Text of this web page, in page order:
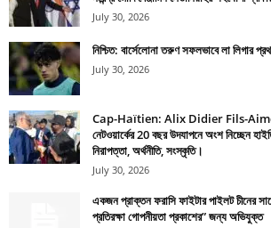
July 30, 2026
নিশ্চিত: বার্সেলোনা তরুণ সফলভাবে লা লিগার
July 30, 2026
Cap-Haïtien: Alix Didier Fils-Aimé
নেটওয়ার্কের 20 বছর উদযাপনে অংশ নিচ্ছেন
নিরাপত্তা, অর্থনীতি, সংস্কৃতি।
July 30, 2026
একজন প্রাক্তন ফরাসি ফাইটার পাইলট চীনের
প্রতিরক্ষা গোপনীয়তা প্রকাশের” জন্য অভিযুক্ত